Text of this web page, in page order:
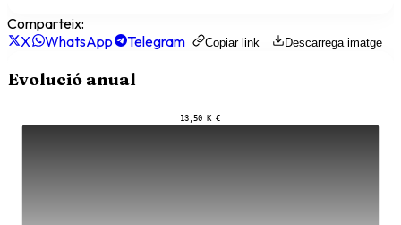
Comparteix:
X
WhatsApp Telegram Copiar link Descarrega imatge
Evolució anual
13,50 K €